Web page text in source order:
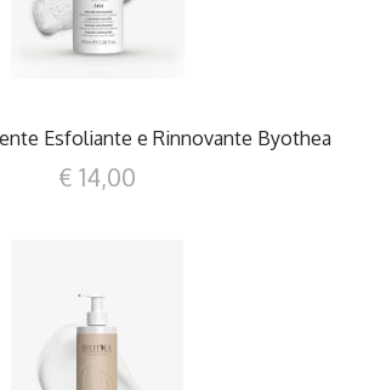
Esfoliante e Rinnovante Byothea
€ 14,00
DETTAGLI